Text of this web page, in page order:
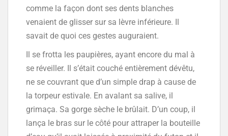
comme la façon dont ses dents blanches
venaient de glisser sur sa lèvre inférieure. Il
savait de quoi ces gestes auguraient.
Il se frotta les paupières, ayant encore du mal à
se réveiller. Il s’était couché entièrement dévêtu,
ne se couvrant que d’un simple drap à cause de
la torpeur estivale. En avalant sa salive, il
grimaça. Sa gorge sèche le brûlait. D’un coup, il
lança le bras sur le côté pour attraper la bouteille